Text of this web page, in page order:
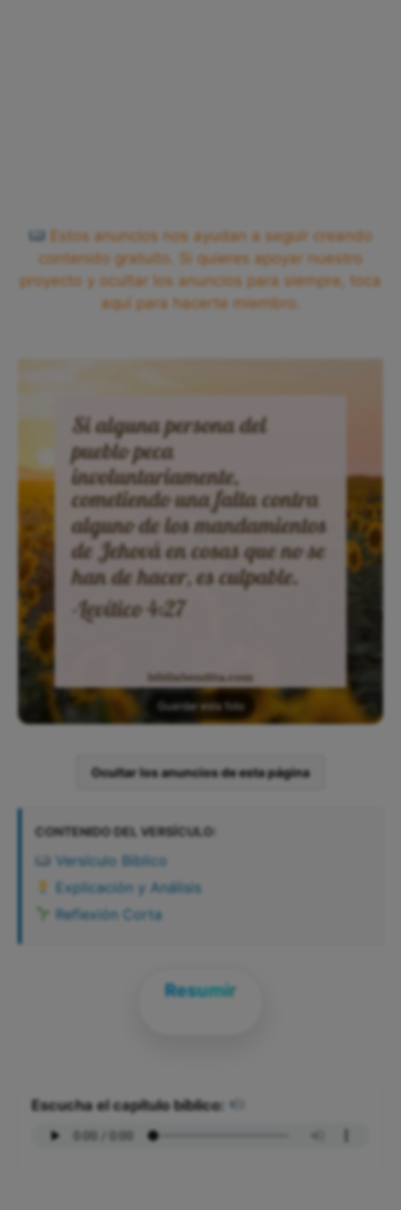
Estos anuncios nos ayudan a seguir creando
contenido gratuito. Si quieres apoyar nuestro
proyecto y ocultar los anuncios para siempre, toca
aquí para hacerte miembro.
Guardar esta foto
Ocultar los anuncios de esta página
CONTENIDO DEL VERSÍCULO:
Versículo Bíblico
Explicación y Análisis
Reflexión Corta
Resumir
Escucha el capítulo bíblico: